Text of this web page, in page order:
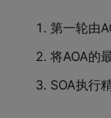
第一轮由
将AOA的
SOA执行